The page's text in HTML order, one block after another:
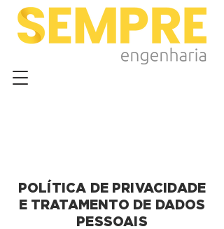
POLÍTICA DE PRIVACIDADE
E TRATAMENTO DE DADOS
PESSOAIS